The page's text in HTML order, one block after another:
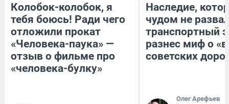
Колобок-колобок, я
тебя боюсь! Ради чего
отложили прокат
«Человека-паука» —
отзыв о фильме про
«человека-булку»
Наследие,
чудом не
транспортный
разнес миф о
советских
Олег Арефьев